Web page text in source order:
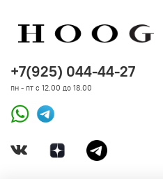
+7(925) 044-44-27
пн - пт с 12.00 до 18.00